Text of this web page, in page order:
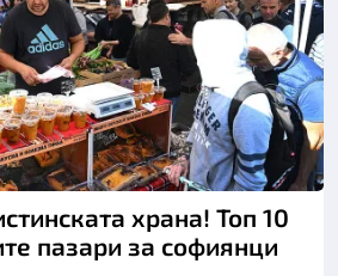
храна! Топ 10
пазари за софиянци